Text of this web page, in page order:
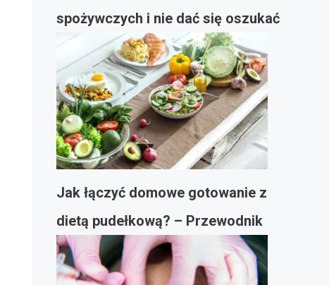
spożywczych i nie dać się oszukać
Jak łączyć domowe gotowanie z
dietą pudełkową? – Przewodnik